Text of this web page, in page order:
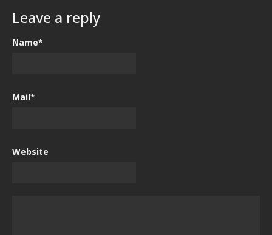
Leave a reply
Name*
Mail*
Website